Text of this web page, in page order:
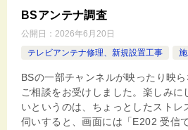
BSアンテナ調査
公開日： 2026年6月20日
テレビアンテナ修理、新規設置工事
BSの一部チャンネルが映ったり映
ご相談をお受けしました。楽しみに
いというのは、ちょっとしたストレ
伺いすると、画面には「E202 受信